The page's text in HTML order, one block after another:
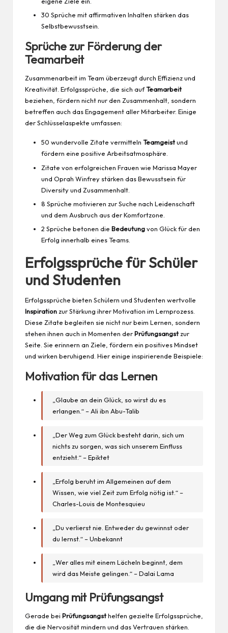
30 Sprüche mit affirmativen Inhalten stärken das
Selbstbewusstsein.
Sprüche zur Förderung der
Teamarbeit
Zusammenarbeit im Team überzeugt durch Effizienz und
Kreativität. Erfolgssprüche, die sich aufTeamarbeit
beziehen, fördern nicht nur den Zusammenhalt, sondern
betreffen auch das Engagement aller Mitarbeiter. Einige
der Schlüsselaspekte umfassen:
50 wundervolle Zitate vermitteln Teamgeistund
fördern eine positive Arbeitsatmosphäre.
Zitate von erfolgreichen Frauen wie Marissa Mayer
und Oprah Winfrey stärken das Bewusstsein für
Diversity und Zusammenhalt.
8 Sprüche motivieren zur Suche nach Leidenschaft
und dem Ausbruch aus der Komfortzone.
2 Sprüche betonen die Bedeutungvon Glück für den
Erfolg innerhalb eines Teams.
Erfolgssprüche für Schüler
und Studenten
Erfolgssprüche bieten Schülern und Studenten wertvolle
Inspiration zur Stärkung ihrer Motivation im Lernprozess.
Diese Zitate begleiten sie nicht nur beim Lernen, sondern
stehen ihnen auch in Momenten derPrüfungsangst zur
Seite. Sie erinnern an Ziele, fördern ein positives Mindset
und wirken beruhigend. Hier einige inspirierende Beispiele:
Motivation für das Lernen
„Glaube an dein Glück, so wirst du es
erlangen.“ – Ali ibn Abu-Talib
„Der Weg zum Glück besteht darin, sich um
nichts zu sorgen, was sich unserem Einfluss
entzieht.“ – Epiktet
„Erfolg beruht im Allgemeinen auf dem
Wissen , wie viel Zeit zum Erfolg nötig ist.“ –
Charles-Louis de Montesquieu
„Du verlierst nie. Entweder du gewinnst oder
du lernst.“ – Unbekannt
„Wer alles mit einem Lächeln beginnt, dem
wird das Meiste gelingen.“ – Dalai Lama
Umgang mit Prüfungsangst
Gerade bei Prüfungsangsthelfen gezielte Erfolgssprüche,
die die Nervosität mindern und das Vertrauen stärken.